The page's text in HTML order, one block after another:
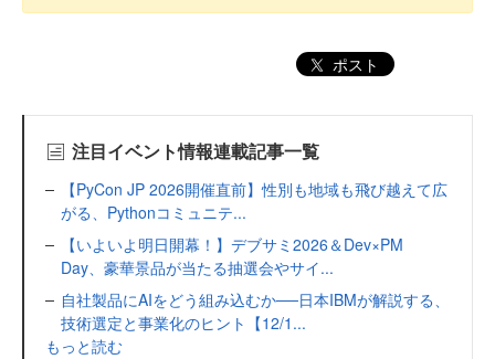
ポスト
注目イベント情報連載記事一覧
【PyCon JP 2026開催直前】性別も地域も飛び越えて広
がる、Pythonコミュニテ...
【いよいよ明日開幕！】デブサミ2026＆Dev×PM
Day、豪華景品が当たる抽選会やサイ...
自社製品にAIをどう組み込むか──日本IBMが解説する、
技術選定と事業化のヒント【12/1...
もっと読む